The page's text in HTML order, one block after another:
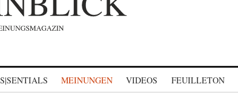
MEINUNGEN VIDEOS FEUILLETON